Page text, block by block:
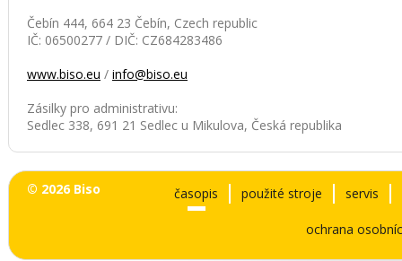
Čebín 444, 664 23 Čebín, Czech republic
IČ: 06500277 / DIČ: CZ684283486
www.biso.eu / info@biso.eu
Zásilky pro administrativu:
Sedlec 338, 691 21 Sedlec u Mikulova, Česká republika
© 2026 Biso časopis použité stroje servis
ochrana